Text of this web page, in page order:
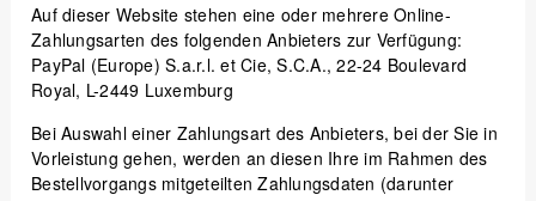
Auf dieser Website stehen eine oder mehrere Online-
Zahlungsarten des folgenden Anbieters zur Verfügung:
PayPal (Europe) S.a.r.l. et Cie, S.C.A., 22-24 Boulevard
Royal, L-2449 Luxemburg
Bei Auswahl einer Zahlungsart des Anbieters, bei der Sie in
Vorleistung gehen, werden an diesen Ihre im Rahmen des
Bestellvorgangs mitgeteilten Zahlungsdaten (darunter